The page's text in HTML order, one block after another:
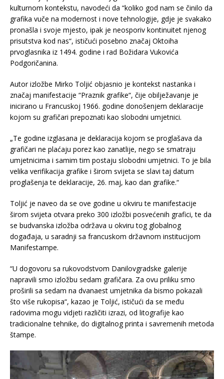
kulturnom kontekstu, navodeći da “koliko god nam se činilo da
grafika vuče na modernost i nove tehnologije, gdje je svakako
pronašla i svoje mjesto, ipak je neosporiv kontinuitet njenog
prisutstva kod nas“, ističući posebno značaj Oktoiha
prvoglasnika iz 1494. godine i rad Božidara Vukovića
Podgoričanina.
Autor izložbe Mirko Toljić objasnio je kontekst nastanka i
značaj manifestacije “Praznik grafike“, čije obilježavanje je
inicirano u Francuskoj 1966. godine donošenjem deklaracije
kojom su grafičari prepoznati kao slobodni umjetnici.
„Te godine izglasana je deklaracija kojom se proglašava da
grafičari ne plaćaju porez kao zanatlije, nego se smatraju
umjetnicima i samim tim postaju slobodni umjetnici. To je bila
velika verifikacija grafike i širom svijeta se slavi taj datum
proglašenja te deklaracije, 26. maj, kao dan grafike.“
Toljić je naveo da se ove godine u okviru te manifestacije
širom svijeta otvara preko 300 izložbi posvećenih grafici, te da
se budvanska izložba održava u okviru tog globalnog
događaja, u saradnji sa francuskom državnom institucijom
Manifestampe.
“U dogovoru sa rukovodstvom Danilovgradske galerije
napravili smo izložbu sedam grafičara. Za ovu priliku smo
proširili sa sedam na dvanaest umjetnika da bismo pokazali
što više rukopisa“, kazao je Toljić, ističući da se među
radovima mogu vidjeti različiti izrazi, od litografije kao
tradicionalne tehnike, do digitalnog printa i savremenih metoda
štampe.